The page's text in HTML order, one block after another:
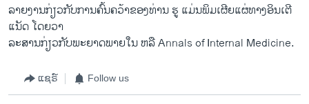
ລາຍງານກ່ຽວກັບການຄົ້ນຄວ້າຂອງທ່ານ ຮູ ແມ່ນພິມເຜີຍແຜ່ທາງອິນເຕີ
ແນັດ ​ໂດຍ​ວາ
ລະສານ​ກ່ຽວ​ກັບພະຍາດ​ພາຍ​ໃນ ຫລື Annals of Internal Medicine.
ແຊຣ໌ Follow us